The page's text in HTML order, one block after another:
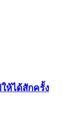
ห้ได้สักครั้ง